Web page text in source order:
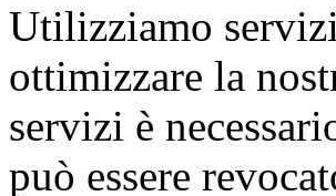
Utilizziamo
ottimizzare la
servizi è
può essere